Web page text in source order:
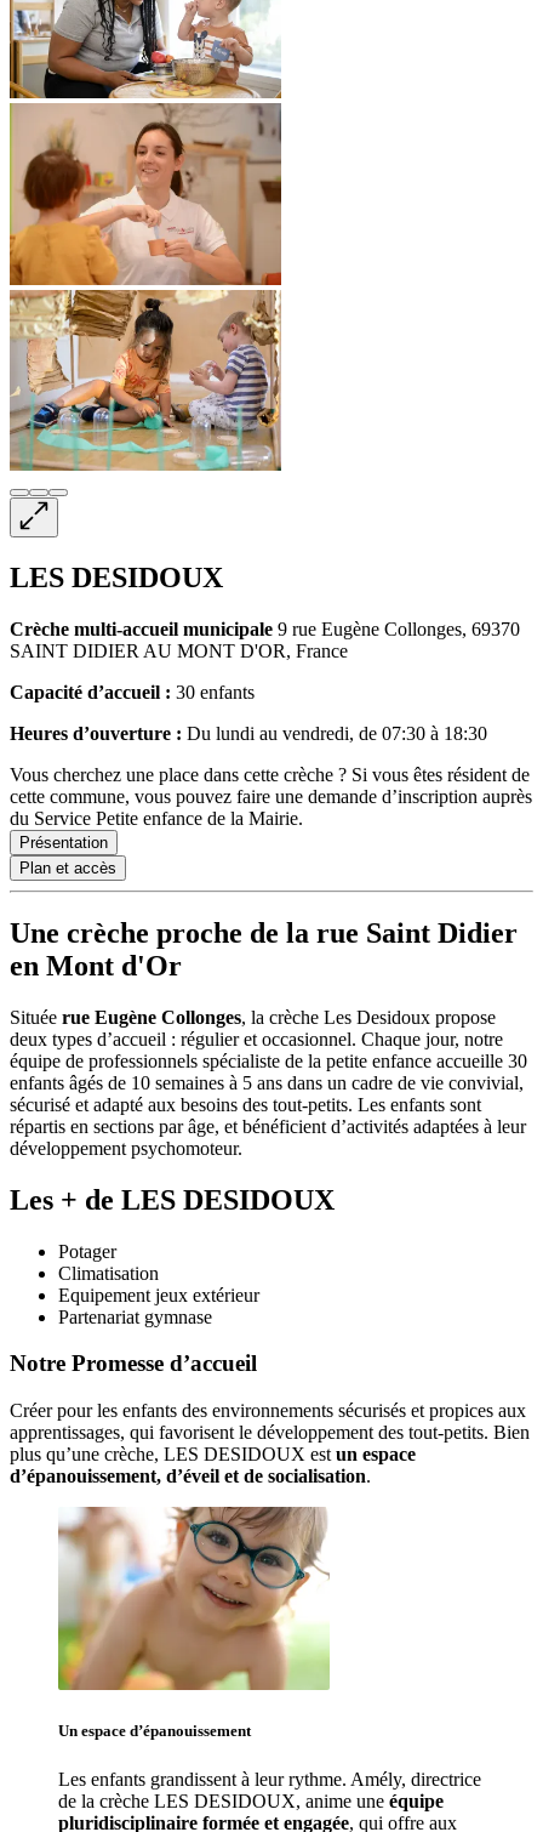
LES DESIDOUX
Crèche multi-accueil municipale 9 rue Eugène Collonges, 69370
SAINT DIDIER AU MONT D'OR, France
Capacité d’accueil : 30 enfants
Heures d’ouverture : Du lundi au vendredi, de 07:30 à 18:30
Vous cherchez une place dans cette crèche ? Si vous êtes résident de
cette commune, vous pouvez faire une demande d’inscription auprès
du Service Petite enfance de la Mairie.
Présentation
Plan et accès
Une crèche proche de la rue Saint Didier
en Mont d'Or
Située rue Eugène Collonges, la crèche Les Desidoux propose
deux types d’accueil : régulier et occasionnel. Chaque jour, notre
équipe de professionnels spécialiste de la petite enfance accueille 30
enfants âgés de 10 semaines à 5 ans dans un cadre de vie convivial,
sécurisé et adapté aux besoins des tout-petits. Les enfants sont
répartis en sections par âge, et bénéficient d’activités adaptées à leur
développement psychomoteur.
Les + de LES DESIDOUX
Potager
Climatisation
Equipement jeux extérieur
Partenariat gymnase
Notre Promesse d’accueil
Créer pour les enfants des environnements sécurisés et propices aux
apprentissages, qui favorisent le développement des tout-petits. Bien
plus qu’une crèche, LES DESIDOUX est un espace
d’épanouissement, d’éveil et de socialisation.
Un espace d’épanouissement
Les enfants grandissent à leur rythme. Amély, directrice
de la crèche LES DESIDOUX, anime une équipe
pluridisciplinaire formée et engagée, qui offre aux